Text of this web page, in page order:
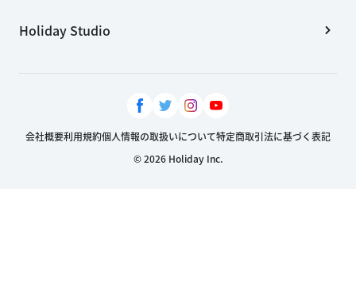
Holiday Studio
会社概要利用規約個人情報の取扱いについて特定商取引法に基づく表記
© 2026 Holiday Inc.